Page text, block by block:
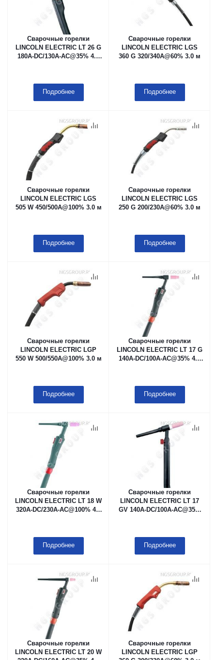
Сварочные горелки
LINCOLN ELECTRIC LT 26 G
180A-DC/130A-AC@35% 4.0
Подробнее
Сварочные горелки
LINCOLN ELECTRIC LGS
360 G 320/340A@60% 3.0 м
Подробнее
Сварочные горелки
LINCOLN ELECTRIC LGS
505 W 450/500A@100% 3.0 м
Подробнее
Сварочные горелки
LINCOLN ELECTRIC LGS
250 G 200/230A@60% 3.0 м
Подробнее
Сварочные горелки
LINCOLN ELECTRIC LGP
550 W 500/550A@100% 3.0 м
Подробнее
Сварочные горелки
LINCOLN ELECTRIC LT 17 G
140A-DC/100A-AC@35% 4.0
Подробнее
Сварочные горелки
LINCOLN ELECTRIC LT 18 W
320A-DC/230A-AC@100% 4.0
Подробнее
Сварочные горелки
LINCOLN ELECTRIC LT 17
GV 140A-DC/100A-AC@35%
Подробнее
Сварочные горелки
LINCOLN ELECTRIC LT 20 W
Сварочные горелки
LINCOLN ELECTRIC LGP